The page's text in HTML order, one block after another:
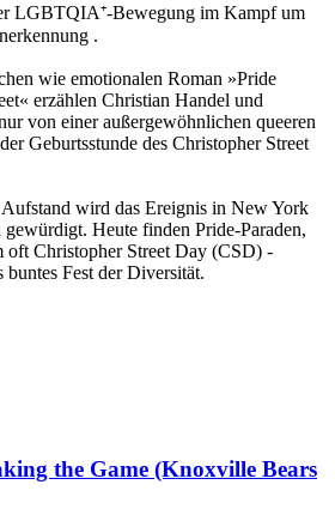
LGBTQIA⁺-Bewegung im Kampf um
.
wie emotionalen Roman »Pride
erzählen Christian Handel und
von einer außergewöhnlichen queeren
Geburtsstunde des Christopher Street
Aufstand wird das Ereignis in New York
Heute finden Pride-Paraden,
oft Christopher Street Day (CSD) -
buntes Fest der Diversität.
the Game (Knoxville Bears